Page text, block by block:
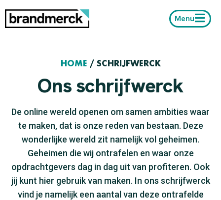
Menu
HOME / SCHRIJFWERCK
Ons schrijfwerck
De online wereld openen om samen ambities waar
te maken, dat is onze reden van bestaan. Deze
wonderlijke wereld zit namelijk vol geheimen.
Geheimen die wij ontrafelen en waar onze
opdrachtgevers dag in dag uit van profiteren. Ook
jij kunt hier gebruik van maken. In ons schrijfwerck
vind je namelijk een aantal van deze ontrafelde